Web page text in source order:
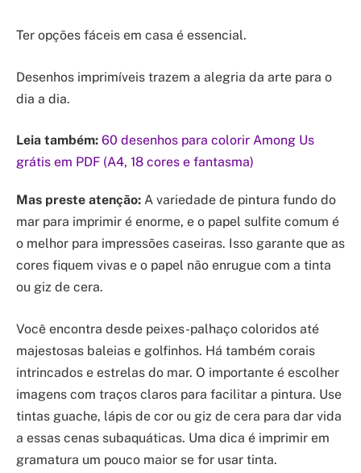
Ter opções fáceis em casa é essencial.
Desenhos imprimíveis trazem a alegria da arte para o
dia a dia.
Leia também: 60 desenhos para colorir Among Us
grátis em PDF (A4, 18 cores e fantasma)
Mas preste atenção: A variedade de pintura fundo do
mar para imprimir é enorme, e o papel sulfite comum é
o melhor para impressões caseiras. Isso garante que as
cores fiquem vivas e o papel não enrugue com a tinta
ou giz de cera.
Você encontra desde peixes-palhaço coloridos até
majestosas baleias e golfinhos. Há também corais
intrincados e estrelas do mar. O importante é escolher
imagens com traços claros para facilitar a pintura. Use
tintas guache, lápis de cor ou giz de cera para dar vida
a essas cenas subaquáticas. Uma dica é imprimir em
gramatura um pouco maior se for usar tinta.